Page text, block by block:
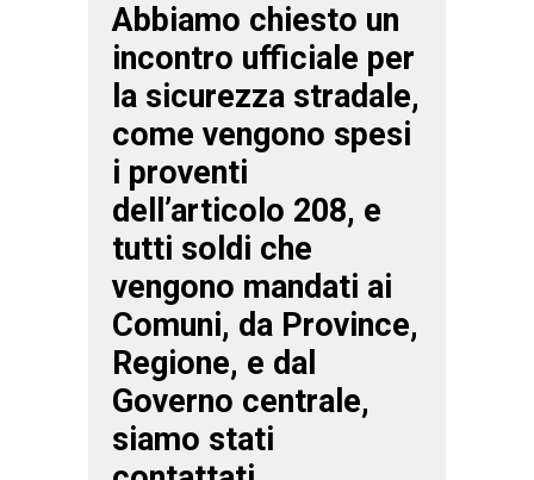
Abbiamo chiesto un
incontro ufficiale per
la sicurezza stradale,
come vengono spesi
i proventi
dell’articolo 208, e
tutti soldi che
vengono mandati ai
Comuni, da Province,
Regione, e dal
Governo centrale,
siamo stati